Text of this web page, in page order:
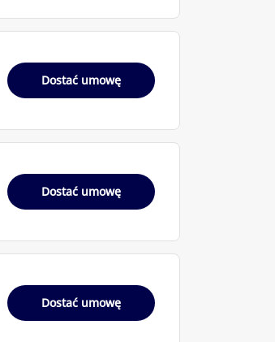
Dostać umowę
Dostać umowę
Dostać umowę